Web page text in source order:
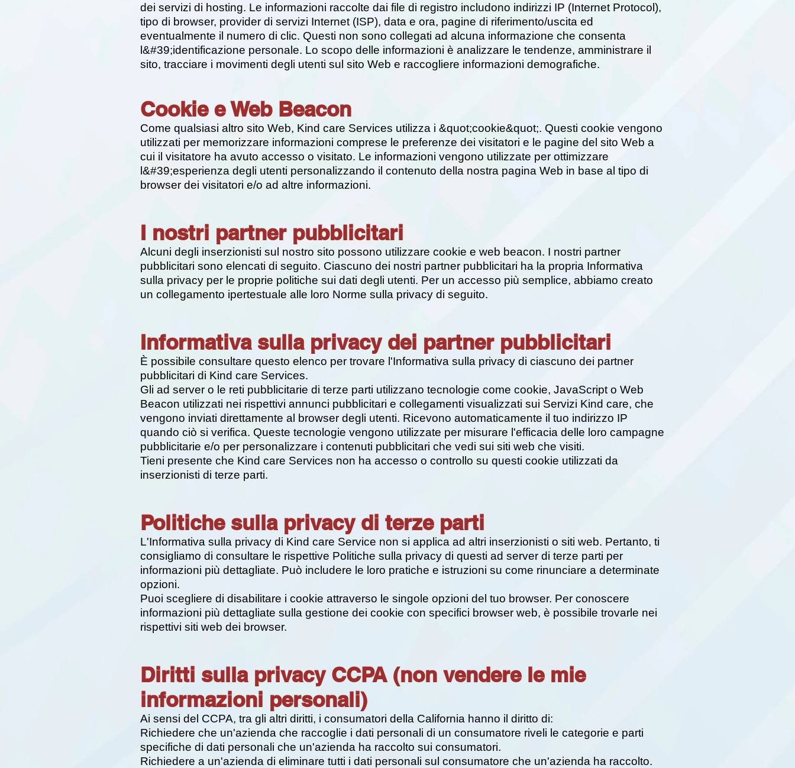
dei servizi di hosting. Le informazioni raccolte dai file di registro includono indirizzi IP (Internet Protocol),
tipo di browser, provider di servizi Internet (ISP), data e ora, pagine di riferimento/uscita ed
eventualmente il numero di clic. Questi non sono collegati ad alcuna informazione che consenta
l&#39;identificazione personale. Lo scopo delle informazioni è analizzare le tendenze, amministrare il
sito, tracciare i movimenti degli utenti sul sito Web e raccogliere informazioni demografiche.
Cookie e Web Beacon
Come qualsiasi altro sito Web, Kind care Services utilizza i &quot;cookie&quot;. Questi cookie vengono
utilizzati per memorizzare informazioni comprese le preferenze dei visitatori e le pagine del sito Web a
cui il visitatore ha avuto accesso o visitato. Le informazioni vengono utilizzate per ottimizzare
l&#39;esperienza degli utenti personalizzando il contenuto della nostra pagina Web in base al tipo di
browser dei visitatori e/o ad altre informazioni.
I nostri partner pubblicitari
Alcuni degli inserzionisti sul nostro sito possono utilizzare cookie e web beacon. I nostri partner
pubblicitari sono elencati di seguito. Ciascuno dei nostri partner pubblicitari ha la propria Informativa
sulla privacy per le proprie politiche sui dati degli utenti. Per un accesso più semplice, abbiamo creato
un collegamento ipertestuale alle loro Norme sulla privacy di seguito.
Informativa sulla privacy dei partner pubblicitari
È possibile consultare questo elenco per trovare l'Informativa sulla privacy di ciascuno dei partner
pubblicitari di Kind care Services.
Gli ad server o le reti pubblicitarie di terze parti utilizzano tecnologie come cookie, JavaScript o Web
Beacon utilizzati nei rispettivi annunci pubblicitari e collegamenti visualizzati sui Servizi Kind care, che
vengono inviati direttamente al browser degli utenti. Ricevono automaticamente il tuo indirizzo IP
quando ciò si verifica. Queste tecnologie vengono utilizzate per misurare l'efficacia delle loro campagne
pubblicitarie e/o per personalizzare i contenuti pubblicitari che vedi sui siti web che visiti.
Tieni presente che Kind care Services non ha accesso o controllo su questi cookie utilizzati da
inserzionisti di terze parti.
Politiche sulla privacy di terze parti
L'Informativa sulla privacy di Kind care Service non si applica ad altri inserzionisti o siti web. Pertanto, ti
consigliamo di consultare le rispettive Politiche sulla privacy di questi ad server di terze parti per
informazioni più dettagliate. Può includere le loro pratiche e istruzioni su come rinunciare a determinate
opzioni.
Puoi scegliere di disabilitare i cookie attraverso le singole opzioni del tuo browser. Per conoscere
informazioni più dettagliate sulla gestione dei cookie con specifici browser web, è possibile trovarle nei
rispettivi siti web dei browser.
Diritti sulla privacy CCPA (non vendere le mie
informazioni personali)
Ai sensi del CCPA, tra gli altri diritti, i consumatori della California hanno il diritto di:
Richiedere che un'azienda che raccoglie i dati personali di un consumatore riveli le categorie e parti
specifiche di dati personali che un'azienda ha raccolto sui consumatori.
Richiedere a un'azienda di eliminare tutti i dati personali sul consumatore che un'azienda ha raccolto.